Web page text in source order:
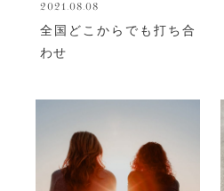
2021.08.08
全国どこからでも打ち合
わせ